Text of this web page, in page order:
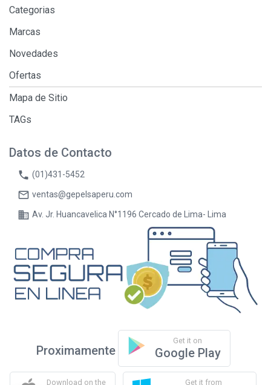
Categorias
Marcas
Novedades
Ofertas
Mapa de Sitio
TAGs
Datos de Contacto
phone (01)431-5452
mail_outline ventas@gepelsaperu.com
business Av. Jr. Huancavelica N°1196 Cercado de Lima- Lima
Proximamente
Get it on
Google Play
Download on the Get it from